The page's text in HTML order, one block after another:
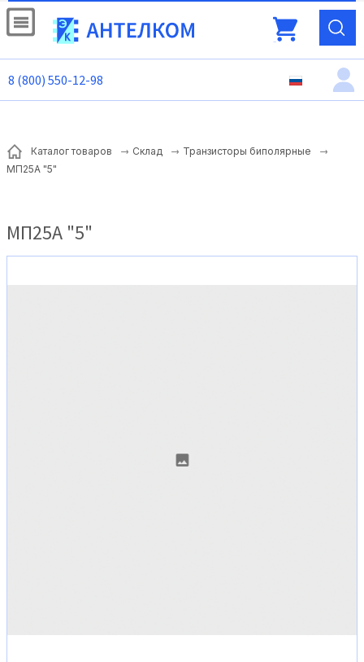
8 (800) 550-12-98
Каталог товаров Склад
Транзисторы биполярные
МП25А "5"
МП25А "5"